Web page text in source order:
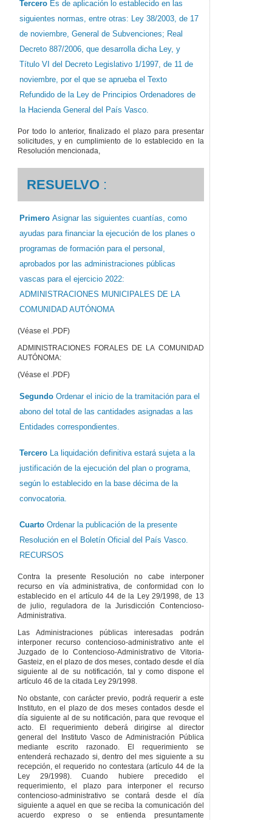
Tercero Es de aplicación lo establecido en las
siguientes normas, entre otras: Ley 38/2003, de 17
de noviembre, General de Subvenciones; Real
Decreto 887/2006, que desarrolla dicha Ley, y
Título VI del Decreto Legislativo 1/1997, de 11 de
noviembre, por el que se aprueba el Texto
Refundido de la Ley de Principios Ordenadores de
la Hacienda General del País Vasco.
Por todo lo anterior, finalizado el plazo para presentar
solicitudes, y en cumplimiento de lo establecido en la
Resolución mencionada,
RESUELVO :
Primero Asignar las siguientes cuantías, como
ayudas para financiar la ejecución de los planes o
programas de formación para el personal,
aprobados por las administraciones públicas
vascas para el ejercicio 2022:
ADMINISTRACIONES MUNICIPALES DE LA
COMUNIDAD AUTÓNOMA
(Véase el .PDF)
ADMINISTRACIONES FORALES DE LA COMUNIDAD
AUTÓNOMA:
(Véase el .PDF)
Segundo Ordenar el inicio de la tramitación para el
abono del total de las cantidades asignadas a las
Entidades correspondientes.
Tercero La liquidación definitiva estará sujeta a la
justificación de la ejecución del plan o programa,
según lo establecido en la base décima de la
convocatoria.
Cuarto Ordenar la publicación de la presente
Resolución en el Boletín Oficial del País Vasco.
RECURSOS
Contra la presente Resolución no cabe interponer
recurso en vía administrativa, de conformidad con lo
establecido en el artículo 44 de la Ley 29/1998, de 13
de julio, reguladora de la Jurisdicción Contencioso-
Administrativa.
Las Administraciones públicas interesadas podrán
interponer recurso contencioso-administrativo ante el
Juzgado de lo Contencioso-Administrativo de Vitoria-
Gasteiz, en el plazo de dos meses, contado desde el día
siguiente al de su notificación, tal y como dispone el
artículo 46 de la citada Ley 29/1998.
No obstante, con carácter previo, podrá requerir a este
Instituto, en el plazo de dos meses contados desde el
día siguiente al de su notificación, para que revoque el
acto. El requerimiento deberá dirigirse al director
general del Instituto Vasco de Administración Pública
mediante escrito razonado. El requerimiento se
entenderá rechazado si, dentro del mes siguiente a su
recepción, el requerido no contestara (artículo 44 de la
Ley 29/1998). Cuando hubiere precedido el
requerimiento, el plazo para interponer el recurso
contencioso-administrativo se contará desde el día
siguiente a aquel en que se reciba la comunicación del
acuerdo expreso o se entienda presuntamente